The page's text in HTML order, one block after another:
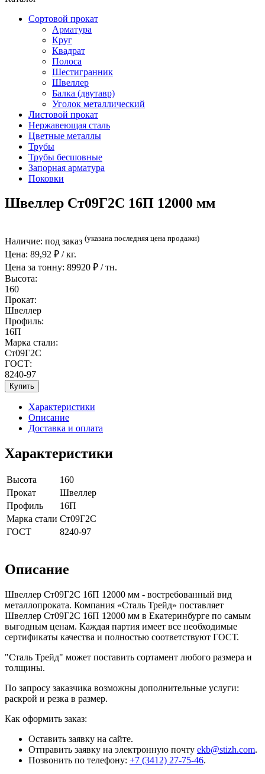
Сортовой прокат
Арматура
Круг
Квадрат
Полоса
Шестигранник
Швеллер
Балка (двутавр)
Уголок металлический
Листовой прокат
Нержавеющая сталь
Цветные металлы
Трубы
Трубы бесшовные
Запорная арматура
Поковки
Швеллер Ст09Г2С 16П 12000 мм
Наличие: под заказ (указана последняя цена продажи)
Цена: 89,92 ₽ / кг.
Цена за тонну: 89920 ₽ / тн.
Высота:
160
Прокат:
Швеллер
Профиль:
16П
Марка стали:
Ст09Г2С
ГОСТ:
8240-97
Купить
Характеристики
Описание
Доставка и оплата
Характеристики
Высота
160
Прокат
Швеллер
Профиль
16П
Марка стали Ст09Г2С
ГОСТ
8240-97
Описание
Швеллер Ст09Г2С 16П 12000 мм - востребованный вид
металлопроката. Компания «Сталь Трейд» поставляет
Швеллер Ст09Г2С 16П 12000 мм в Екатеринбурге по самым
выгодным ценам. Каждая партия имеет все необходимые
сертификаты качества и полностью соответствуют ГОСТ.
"Сталь Трейд" может поставить сортамент любого размера и
толщины.
По запросу заказчика возможны дополнительные услуги:
раскрой и резка в размер.
Как оформить заказ:
Оставить заявку на сайте.
Отправить заявку на электронную почту ekb@stizh.com.
Позвонить по телефону: +7 (3412) 27-75-46.